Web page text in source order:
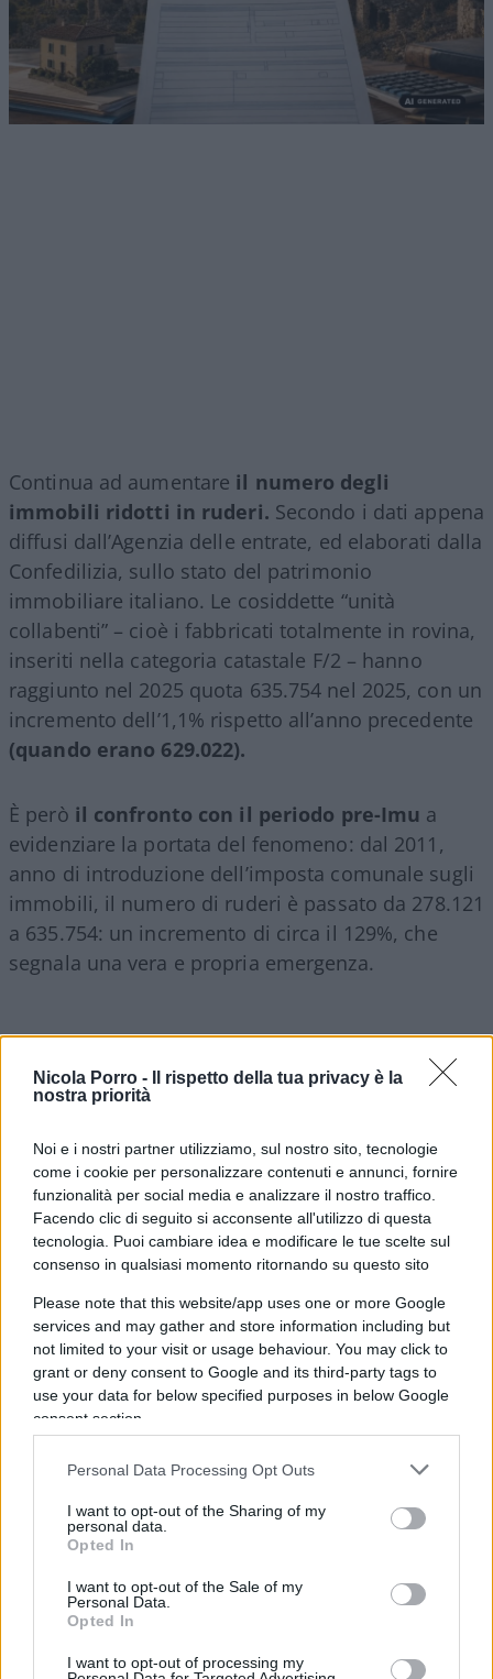
Nicola Porro -
Il rispetto della tua privacy è la
nostra priorità
Noi e i nostri partner utilizziamo, sul nostro sito, tecnologie
come i cookie per personalizzare contenuti e annunci, fornire
funzionalità per social media e analizzare il nostro traffico.
Facendo clic di seguito si acconsente all'utilizzo di questa
tecnologia. Puoi cambiare idea e modificare le tue scelte sul
consenso in qualsiasi momento ritornando su questo sito
Please note that this website/app uses one or more Google
services and may gather and store information including but
not limited to your visit or usage behaviour. You may click to
grant or deny consent to Google and its third-party tags to
use your data for below specified purposes in below Google
consent section.
Personal Data Processing Opt Outs
I want to opt-out of the Sharing of my
personal data.
Opted In
I want to opt-out of the Sale of my
Personal Data.
Opted In
I want to opt-out of processing my
Continua ad aumentare il numero degli
immobili ridotti in ruderi. Secondo i dati appena
diffusi dall’Agenzia delle entrate, ed elaborati dalla
Confedilizia, sullo stato del patrimonio
immobiliare italiano. Le cosiddette “unità
collabenti” – cioè i fabbricati totalmente in rovina,
inseriti nella categoria catastale F/2 – hanno
raggiunto nel 2025 quota 635.754 nel 2025, con un
incremento dell’1,1% rispetto all’anno precedente
(quando erano 629.022).
È però il confronto con il periodo pre-Imu a
evidenziare la portata del fenomeno: dal 2011,
anno di introduzione dell’imposta comunale sugli
immobili, il numero di ruderi è passato da 278.121
a 635.754: un incremento di circa il 129%, che
segnala una vera e propria emergenza.
Al degrado materiale si accompagna un degrado
sociale. Questi edifici– per circa il 90% di
proprietà di persone fisiche –diventano ruderi
spesso per effetto del solo trascorrere del tempo,
proprietari, come la rimozione del tetto, finalizzate
a sottrarsi alla tassazione patrimoniale. L’Imu,
infatti, si applica anche agli immobili dichiarati
vengano formalmente classificati come unità
collabenti.